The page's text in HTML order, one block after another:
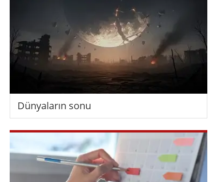
Dünyaların sonu